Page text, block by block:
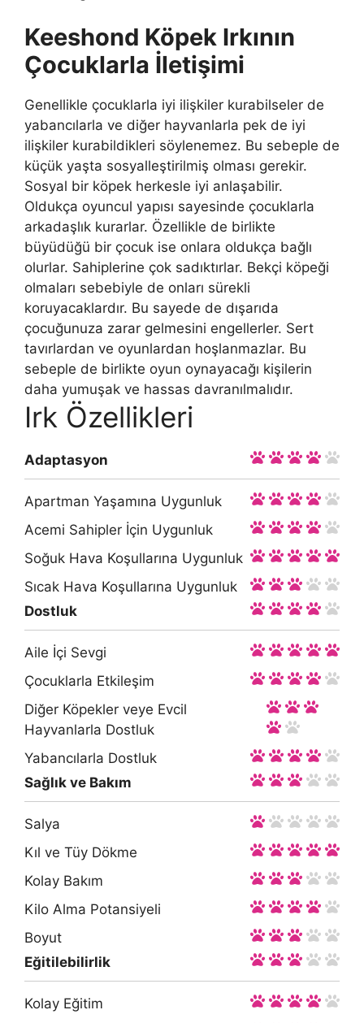
Keeshond Köpek Irkının
Çocuklarla İletişimi
Genellikle çocuklarla iyi ilişkiler kurabilseler de
yabancılarla ve diğer hayvanlarla pek de iyi
ilişkiler kurabildikleri söylenemez. Bu sebeple de
küçük yaşta sosyalleştirilmiş olması gerekir.
Sosyal bir köpek herkesle iyi anlaşabilir.
Oldukça oyuncul yapısı sayesinde çocuklarla
arkadaşlık kurarlar. Özellikle de birlikte
büyüdüğü bir çocuk ise onlara oldukça bağlı
olurlar. Sahiplerine çok sadıktırlar. Bekçi köpeği
olmaları sebebiyle de onları sürekli
koruyacaklardır. Bu sayede de dışarıda
çocuğunuza zarar gelmesini engellerler. Sert
tavırlardan ve oyunlardan hoşlanmazlar. Bu
sebeple de birlikte oyun oynayacağı kişilerin
daha yumuşak ve hassas davranılmalıdır.
Irk Özellikleri
Adaptasyon
Apartman Yaşamına Uygunluk
Acemi Sahipler İçin Uygunluk
Soğuk Hava Koşullarına Uygunluk
Sıcak Hava Koşullarına Uygunluk
Dostluk
Aile İçi Sevgi
Çocuklarla Etkileşim
Diğer Köpekler veye Evcil
Hayvanlarla Dostluk
Yabancılarla Dostluk
Sağlık ve Bakım
Salya
Kıl ve Tüy Dökme
Kolay Bakım
Kilo Alma Potansiyeli
Boyut
Eğitilebilirlik
Kolay Eğitim